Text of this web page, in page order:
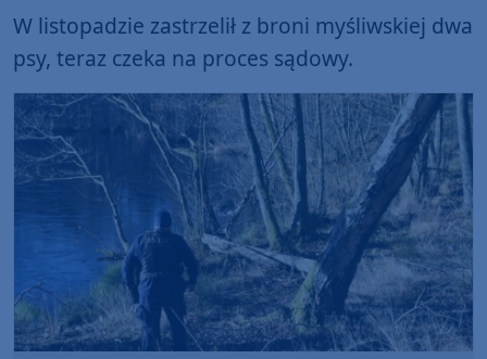
W listopadzie zastrzelił z broni myśliwskiej dwa
psy, teraz czeka na proces sądowy.